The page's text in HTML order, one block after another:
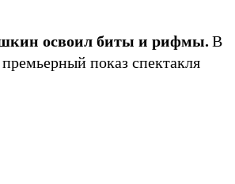
освоил биты и рифмы. В
показ спектакля